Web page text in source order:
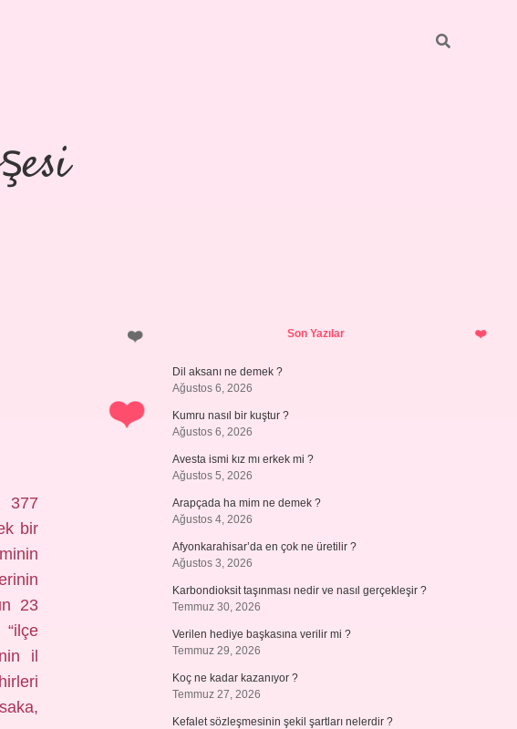
377
bir
23
il
SidebarSon Yazılar
Dil aksanı ne demek ?
Ağustos 6, 2026
Kumru nasıl bir kuştur ?
Ağustos 6, 2026
Avesta ismi kız mı erkek mi ?
Ağustos 5, 2026
Arapçada ha mim ne demek ?
Ağustos 4, 2026
Afyonkarahisar’da en çok ne üretilir ?
Ağustos 3, 2026
Karbondioksit taşınması nedir ve nasıl gerçekleşir ?
Temmuz 30, 2026
Verilen hediye başkasına verilir mi ?
Temmuz 29, 2026
Koç ne kadar kazanıyor ?
Temmuz 27, 2026
Kefalet sözleşmesinin şekil şartları nelerdir ?